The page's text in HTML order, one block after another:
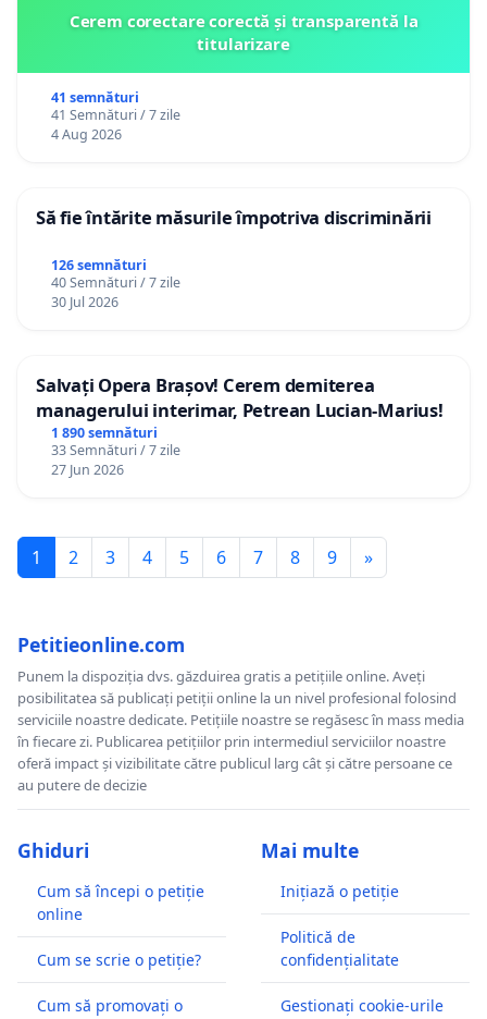
Cerem corectare corectă și transparentă la
titularizare
41 semnături
41 Semnături / 7 zile
4 Aug 2026
Să fie întărite măsurile împotriva discriminării
126 semnături
40 Semnături / 7 zile
30 Jul 2026
Salvați Opera Brașov! Cerem demiterea
managerului interimar, Petrean Lucian-Marius!
1 890 semnături
33 Semnături / 7 zile
27 Jun 2026
1 2 3 4 5 6 7 8 9 »
Petitieonline.com
Punem la dispoziția dvs. găzduirea gratis a petițiile online. Aveți
posibilitatea să publicați petiții online la un nivel profesional folosind
serviciile noastre dedicate. Petițiile noastre se regăsesc în mass media
în fiecare zi. Publicarea petițiilor prin intermediul serviciilor noastre
oferă impact și vizibilitate către publicul larg cât și către persoane ce
au putere de decizie
Ghiduri
Cum să începi o petiție
online
Cum se scrie o petiție?
Cum să promovați o
Mai multe
Inițiază o petiție
Politică de
confidențialitate
Gestionați cookie-urile